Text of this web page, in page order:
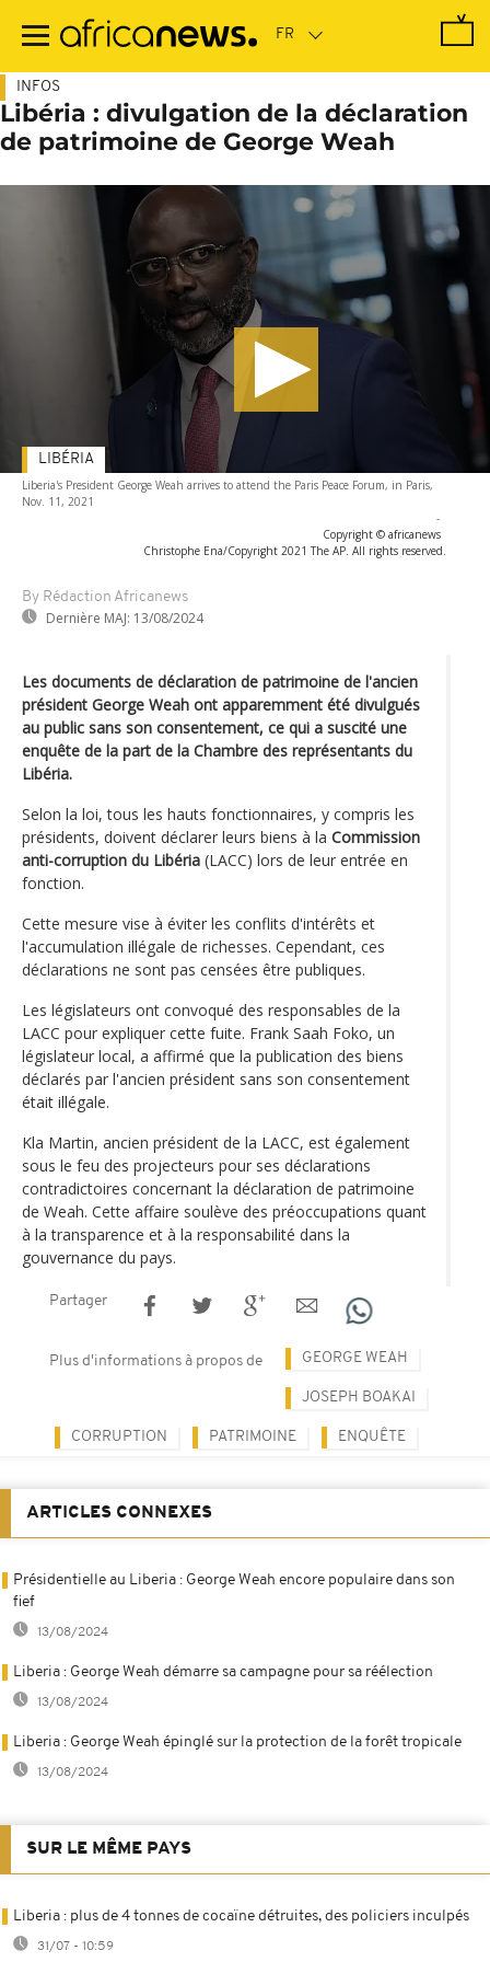
contenu
INFOS
Libéria : divulgation de la déclaration
de patrimoine de George Weah
Liberia's President George Weah arrives to attend the Paris Peace Forum, in Paris,
Nov. 11, 2021
-
Copyright © africanews
Christophe Ena/Copyright 2021 The AP. All rights reserved.
By Rédaction Africanews
Dernière MAJ: 13/08/2024
LIBÉRIA
Les documents de déclaration de patrimoine de l'ancien
président George Weah ont apparemment été divulgués
au public sans son consentement, ce qui a suscité une
enquête de la part de la Chambre des représentants du
Libéria.
Selon la loi, tous les hauts fonctionnaires, y compris les
présidents, doivent déclarer leurs biens à la Commission
anti-corruption du Libéria (LACC) lors de leur entrée en
fonction.
Cette mesure vise à éviter les conflits d'intérêts et
l'accumulation illégale de richesses. Cependant, ces
déclarations ne sont pas censées être publiques.
Les législateurs ont convoqué des responsables de la
LACC pour expliquer cette fuite. Frank Saah Foko, un
législateur local, a affirmé que la publication des biens
déclarés par l'ancien président sans son consentement
était illégale.
Kla Martin, ancien président de la LACC, est également
sous le feu des projecteurs pour ses déclarations
contradictoires concernant la déclaration de patrimoine
de Weah. Cette affaire soulève des préoccupations quant
à la transparence et à la responsabilité dans la
gouvernance du pays.
Partager
Plus d'informations à propos de GEORGE WEAH
JOSEPH BOAKAI
CORRUPTION PATRIMOINE ENQUÊTE
ARTICLES CONNEXES
Présidentielle au Liberia : George Weah encore populaire dans son
fief
13/08/2024
Liberia : George Weah démarre sa campagne pour sa réélection
13/08/2024
Liberia : George Weah épinglé sur la protection de la forêt tropicale
13/08/2024
SUR LE MÊME PAYS
Liberia : plus de 4 tonnes de cocaïne détruites, des policiers inculpés
31/07 - 10:59